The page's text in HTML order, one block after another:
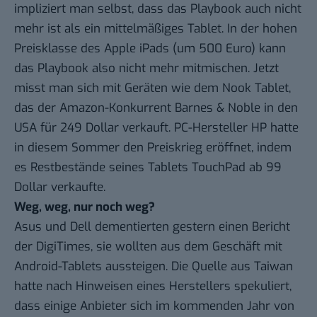
impliziert man selbst, dass das Playbook auch nicht
mehr ist als ein mittelmäßiges Tablet. In der hohen
Preisklasse des Apple iPads (um 500 Euro) kann
das Playbook also nicht mehr mitmischen. Jetzt
misst man sich mit Geräten wie dem Nook Tablet,
das der Amazon-Konkurrent Barnes & Noble in den
USA für 249 Dollar verkauft. PC-Hersteller HP hatte
in diesem Sommer den Preiskrieg eröffnet, indem
es Restbestände seines Tablets TouchPad ab 99
Dollar verkaufte.
Weg, weg, nur noch weg?
Asus und Dell dementierten gestern einen Bericht
der DigiTimes, sie wollten aus dem Geschäft mit
Android-Tablets aussteigen. Die Quelle aus Taiwan
hatte nach Hinweisen eines Herstellers spekuliert,
dass einige Anbieter sich im kommenden Jahr von